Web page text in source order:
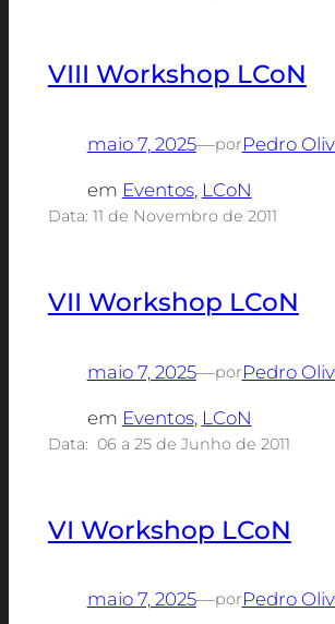
VIII Workshop LCoN
maio 7, 2025—porPedro
em Eventos, LCoN
Data: 11 de Novembro de 2011
VII Workshop LCoN
maio 7, 2025—porPedro
em Eventos, LCoN
Data: 06 a 25 de Junho de 2011
VI Workshop LCoN
maio 7, 2025—porPedro